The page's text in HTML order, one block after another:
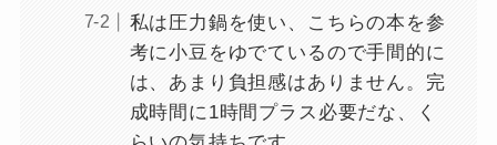
私は圧力鍋を使い、こちらの本を参
考に小豆をゆでているので手間的に
は、あまり負担感はありません。完
成時間に1時間プラス必要だな、く